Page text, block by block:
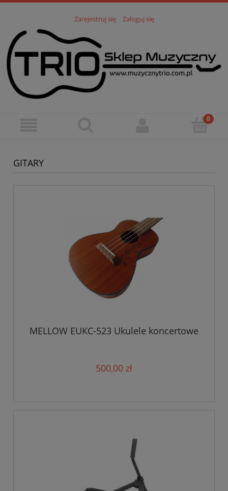
Zarejestruj się Zaloguj się
GITARY
MELLOW EUKC-523 Ukulele koncertowe
500,00 zł